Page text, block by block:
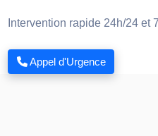
Intervention rapide 24h/24 et
Appel d'Urgence